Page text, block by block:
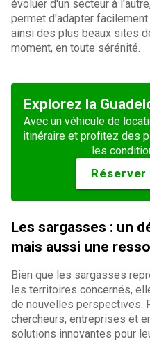
évoluer d'un secteur à
permet d'adapter
ainsi des plus beaux sites
moment, en toute sérénité.
Explorez la
Avec un véhicule de
itinéraire et profitez des
les
Les sargasses : un
mais aussi une
Bien que les sargasses
les territoires concernés,
de nouvelles perspectives.
chercheurs, entreprises et
solutions innovantes pour